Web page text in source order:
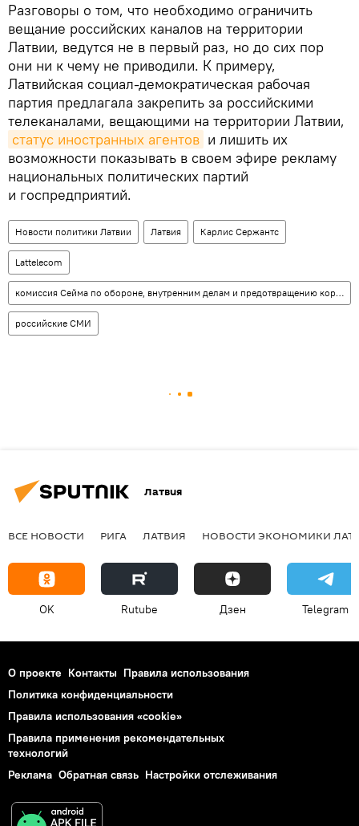
Разговоры о том, что необходимо ограничить
вещание российских каналов на территории
Латвии, ведутся не в первый раз, но до сих пор
они ни к чему не приводили. К примеру,
Латвийская социал-демократическая рабочая
партия предлагала закрепить за российскими
телеканалами, вещающими на территории Латвии,
статус иностранных агентов и лишить их
возможности показывать в своем эфире рекламу
национальных политических партий
и госпредприятий.
Новости политики Латвии Латвия Карлис Сержантс
Lattelecom
комиссия Сейма по обороне, внутренним делам и предотвращению коррупции
российские СМИ
Латвия
ВСЕ НОВОСТИ РИГА ЛАТВИЯ НОВОСТИ ЭКОНОМИКИ
OK Rutube Дзен Telegram
О проекте Контакты Правила использования
Политика конфиденциальности
Правила использования «cookie»
Правила применения рекомендательных
технологий
Реклама Обратная связь Настройки отслеживания